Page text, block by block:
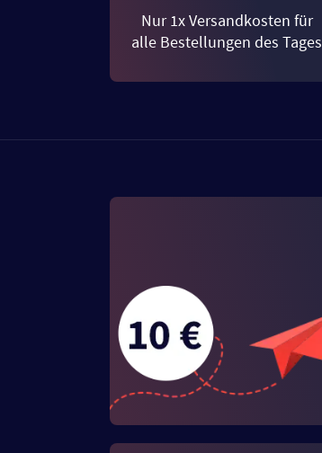
Nur 1x Versandkosten für
alle Bestellungen des Tages